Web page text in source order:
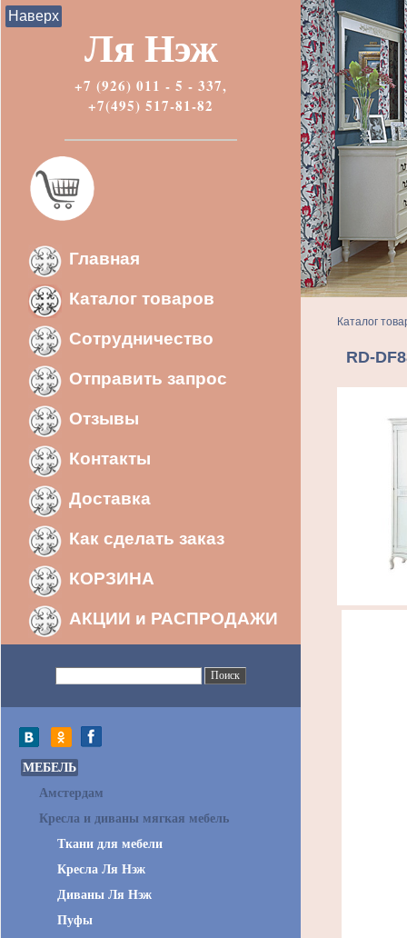
Ля Нэж
+7 (926) 011 - 5 - 337,
+7(495) 517-81-82
Главная
Каталог товаров
Сотрудничество
Отправить запрос
Отзывы
Контакты
Доставка
Как сделать заказ
КОРЗИНА
АКЦИИ и РАСПРОДАЖИ
МЕБЕЛЬ
Амстердам
Кресла и диваны мягкая мебель
Ткани для мебели
Кресла Ля Нэж
Диваны Ля Нэж
Пуфы
Каталог
RD-
Наверх